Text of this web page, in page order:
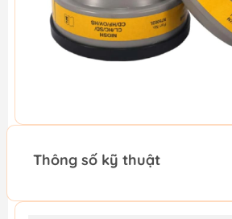
Thông số kỹ thuật